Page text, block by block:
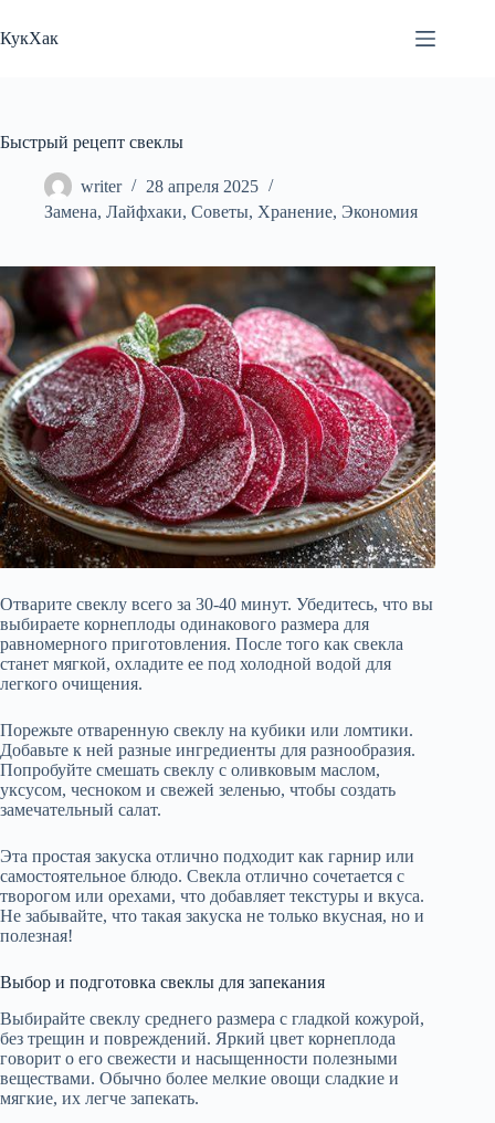
к
сути
КукХак
Быстрый рецепт свеклы
writer
28 апреля 2025
Замена, Лайфхаки, Советы, Хранение, Экономия
Отварите свеклу всего за 30-40 минут. Убедитесь, что вы
выбираете корнеплоды одинакового размера для
равномерного приготовления. После того как свекла
станет мягкой, охладите ее под холодной водой для
легкого очищения.
Порежьте отваренную свеклу на кубики или ломтики.
Добавьте к ней разные ингредиенты для разнообразия.
Попробуйте смешать свеклу с оливковым маслом,
уксусом, чесноком и свежей зеленью, чтобы создать
замечательный салат.
Эта простая закуска отлично подходит как гарнир или
самостоятельное блюдо. Свекла отлично сочетается с
творогом или орехами, что добавляет текстуры и вкуса.
Не забывайте, что такая закуска не только вкусная, но и
полезная!
Выбор и подготовка свеклы для запекания
Выбирайте свеклу среднего размера с гладкой кожурой,
без трещин и повреждений. Яркий цвет корнеплода
говорит о его свежести и насыщенности полезными
веществами. Обычно более мелкие овощи сладкие и
мягкие, их легче запекать.